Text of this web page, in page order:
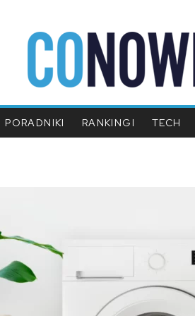
PORADNIKI RANKINGI TECH